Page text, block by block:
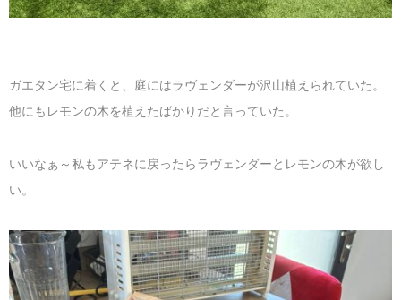
ガエタン宅に着くと、庭にはラヴェンダーが沢山植えられていた。
他にもレモンの木を植えたばかりだと言っていた。
いいなぁ～私もアテネに戻ったらラヴェンダーとレモンの木が欲し
い。